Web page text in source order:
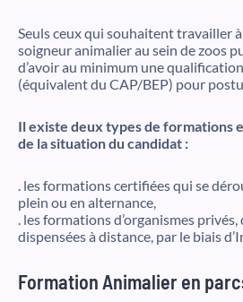
Seuls ceux qui souhaitent travailler
soigneur animalier au sein de zoos
d’avoir au minimum une
(équivalent du CAP/BEP) pour
Il existe deux types de formations
de la situation du candidat :
. les formations certifiées qui se
plein ou en alternance,
. les formations d’organismes
dispensées à distance, par le biais
Formation Animalier en